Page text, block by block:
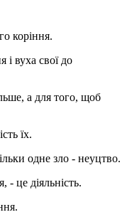
коріння.
і вуха свої до
а для того, щоб
їх.
одне зло - неуцтво.
це діяльність.